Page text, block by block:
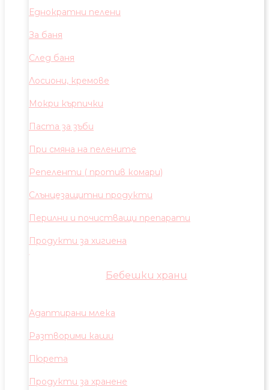
Еднократни пелени
За баня
След баня
Лосиони, кремове
Мокри кърпички
Паста за зъби
При смяна на пелените
Репеленти ( против комари)
Слънцезащитни продукти
Перилни и почистващи препарати
Продукти за хигиена
Бебешки храни
Адаптирани млека
Разтворими каши
Пюрета
Продукти за хранене